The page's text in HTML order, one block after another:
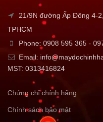
21/9N đường Ấp Đông 4-
TPHCM
Phone: 0908 595 365 -
Email:
MST: 0313416824
Chứng chỉ chính hãng
Chính sách bảo mật